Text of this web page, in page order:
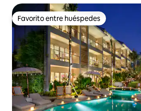
Favorito entre huéspedes
Favorito entre huéspedes